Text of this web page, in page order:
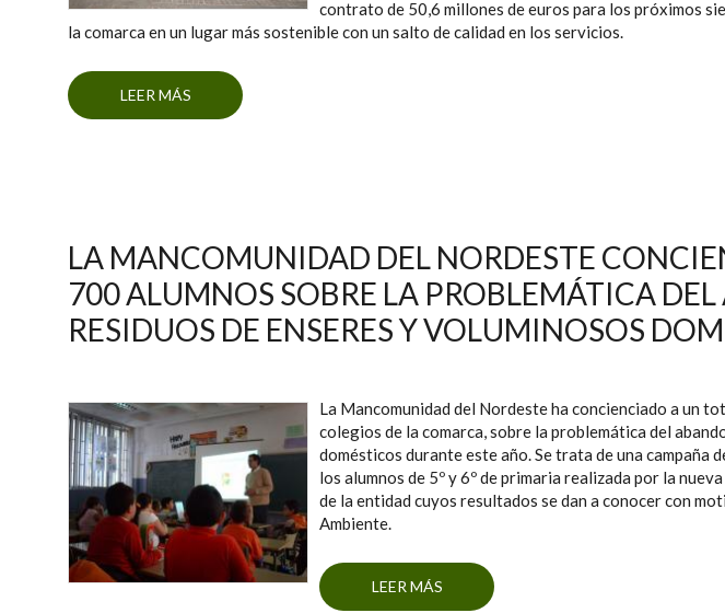
contrato de 50,6 millones de euros para los próximos
la comarca en un lugar más sostenible con un salto de calidad en los servicios.
LEER MÁS
SOBRE LA MANCOMUNIDAD DEL NORDESTE PRESENTA SU NUEVO
LA MANCOMUNIDAD DEL NORDESTE
700 ALUMNOS SOBRE LA PROBLEMÁTICA
RESIDUOS DE ENSERES Y VOLUMINOSOS
La Mancomunidad del Nordeste ha concienciado a un
colegios de la comarca, sobre la problemática del
domésticos durante este año. Se trata de una campaña
los alumnos de 5º y 6º de primaria realizada por la
de la entidad cuyos resultados se dan a conocer con
Ambiente.
LEER MÁS
SOBRE LA MANCOMUNIDAD DEL
700 ALUMNOS SOBRE LA